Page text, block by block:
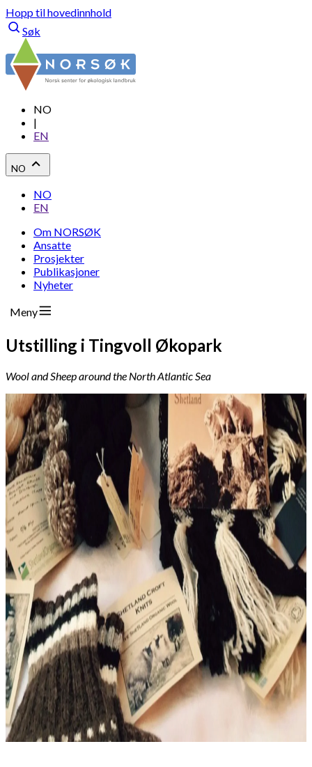
Hopp til hovedinnhold
Søk
NO
|
EN
NO
NO
EN
Om NORSØK
Ansatte
Prosjekter
Publikasjoner
Nyheter
Meny
Utstilling i Tingvoll Økopark
Wool and Sheep around the North Atlantic Sea